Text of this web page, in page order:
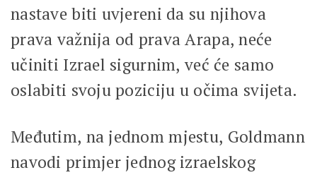
nastave biti uvjereni da su njihova
prava važnija od prava Arapa, neće
učiniti Izrael sigurnim, već će samo
oslabiti svoju poziciju u očima svijeta.
Međutim, na jednom mjestu, Goldmann
navodi primjer jednog izraelskog